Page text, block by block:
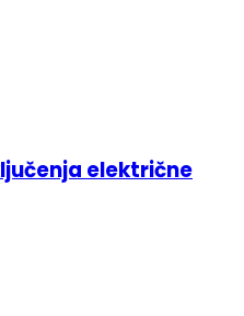
električne